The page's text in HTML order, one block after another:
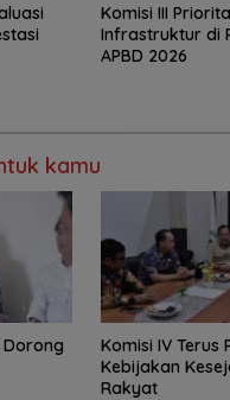
‎Komisi III
Infrastruktur di
APBD 2026
kamu
Dorong
Komisi IV Terus
Kebijakan
Rakyat